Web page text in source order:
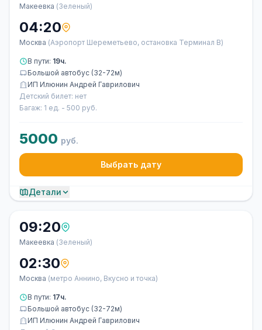
Макеевка (Зеленый)
04:20
Москва (Аэропорт Шереметьево, остановка Терминал В)
В пути: 19ч.
Большой автобус (32-72м)
ИП Илюнин Андрей Гаврилович
Детский билет: нет
Багаж: 1 ед. - 500 руб.
5000 руб.
Выбрать дату
Детали
09:20
Макеевка (Зеленый)
02:30
Москва (метро Аннино, Вкусно и точка)
В пути: 17ч.
Большой автобус (32-72м)
ИП Илюнин Андрей Гаврилович